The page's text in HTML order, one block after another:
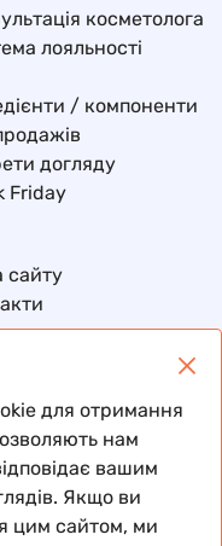
косметолога
лояльності
/ компоненти
догляду
Friday
сайту
та повернення
публічної оферти
для отримання
нам
вашим
Якщо ви
цим сайтом, ми